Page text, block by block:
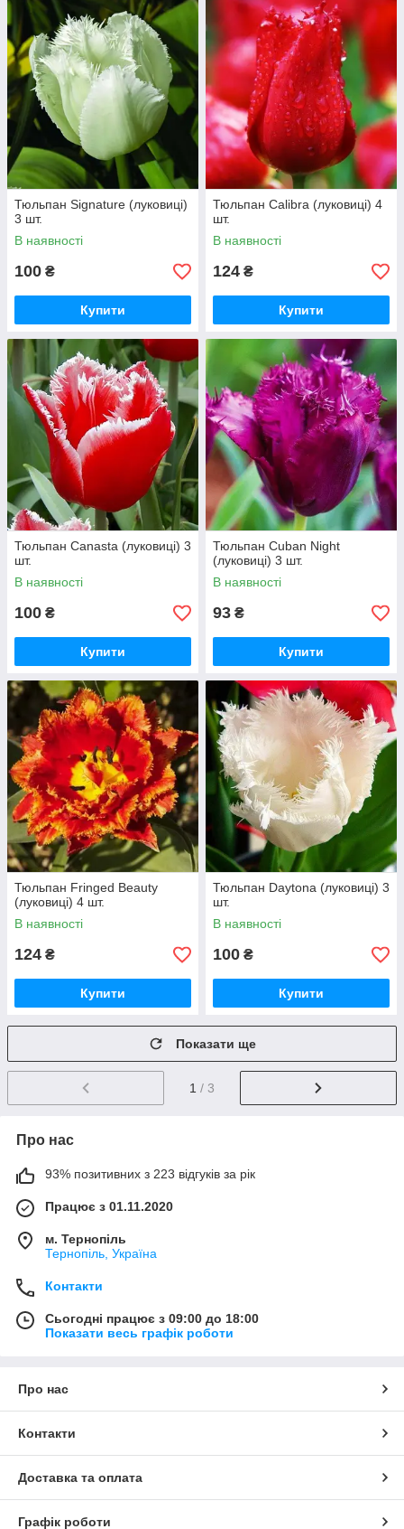
Тюльпан Signature (луковиці)
3 шт.
В наявності
100 ₴
Купити
Тюльпан Calibra (луковиці) 4
шт.
В наявності
124 ₴
Купити
Тюльпан Canasta (луковиці) 3
шт.
В наявності
100 ₴
Купити
Тюльпан Cuban Night
(луковиці) 3 шт.
В наявності
93 ₴
Купити
Тюльпан Fringed Beauty
(луковиці) 4 шт.
В наявності
124 ₴
Купити
Тюльпан Daytona (луковиці) 3
шт.
В наявності
100 ₴
Купити
Показати ще
1 / 3
Про нас
93% позитивних з 223 відгуків за рік
Працює з 01.11.2020
м. Тернопіль
Тернопіль, Україна
Контакти
Сьогодні працює з 09:00 до 18:00
Показати весь графік роботи
Про нас
Контакти
Доставка та оплата
Графік роботи